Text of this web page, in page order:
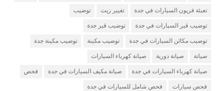
تعبئة فريون السيارات في جدة تغيير زيت توضيب
توضيب قير السيارات في جدة توضيب قير جدة
توضيب مكائن السيارات في جدة توضيب مكينة توضيب مكينة جدة
صيانة صيانة دورية صيانة كهرباء السيارات
صيانة كهرباء السيارات في جدة صيانة مكيف السيارات في جدة فحص
فحص سيارات فحص شامل للسيارات في جدة